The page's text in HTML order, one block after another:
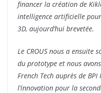
financer la création de
intelligence artificielle
3D, aujourd’hui brevetée.
Le CROUS nous a ensuite
du prototype et nous
French Tech auprès de
l’innovation pour la